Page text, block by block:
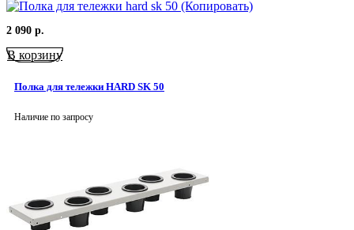
2 090 р.
В корзину
Полка для тележки HARD SK 50
Наличие по запросу